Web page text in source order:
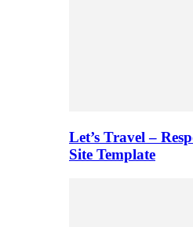
Let’s Travel –
Site Template